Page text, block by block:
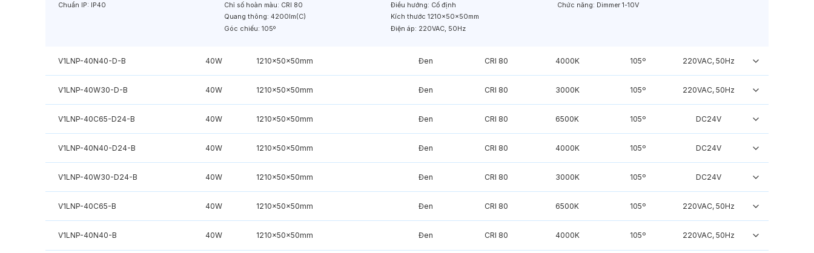
Chuẩn IP: IP40
Chỉ số hoàn màu: CRI 80
Quang thông: 4200lm(C)
Góc chiếu: 105º
Điều hướng: Cố định
Kích thước 1210x50x50mm
Điện áp: 220VAC, 50Hz
Chức năng: Dimmer 1-10V
V1LNP-40N40-D-B 40W 1210x50x50mm Đen CRI 80 4000K 105º 220VAC, 50Hz
V1LNP-40W30-D-B 40W 1210x50x50mm Đen CRI 80 3000K 105º 220VAC, 50Hz
V1LNP-40C65-D24-B 40W 1210x50x50mm Đen CRI 80 6500K 105º DC24V
V1LNP-40N40-D24-B 40W 1210x50x50mm Đen CRI 80 4000K 105º DC24V
V1LNP-40W30-D24-B 40W 1210x50x50mm Đen CRI 80 3000K 105º DC24V
V1LNP-40C65-B 40W 1210x50x50mm Đen CRI 80 6500K 105º 220VAC, 50Hz
V1LNP-40N40-B 40W 1210x50x50mm Đen CRI 80 4000K 105º 220VAC, 50Hz